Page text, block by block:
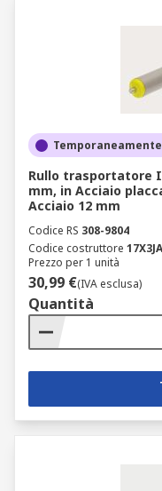
Rullo trasportatore
mm, in Acciaio
Acciaio 12 mm
Codice RS 308-9804
Codice costruttore
Prezzo per 1 unità
30,99 €(IVA esclusa)
Quantità